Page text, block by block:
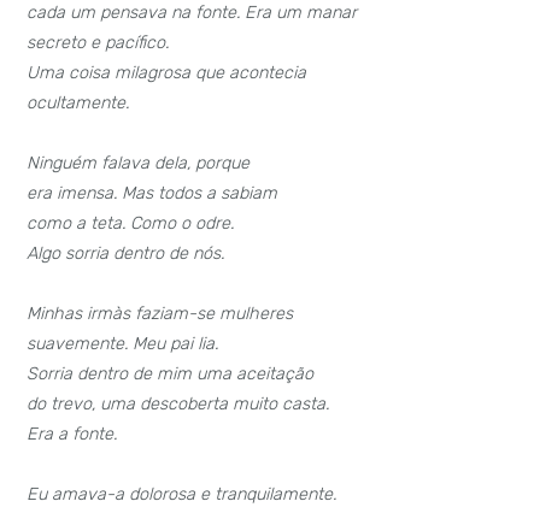
cada um pensava na fonte. Era um manar
secreto e pacífico.
Uma coisa milagrosa que acontecia
ocultamente.
Ninguém falava dela, porque
era imensa. Mas todos a sabiam
como a teta. Como o odre.
Algo sorria dentro de nós.
Minhas irmàs faziam-se mulheres
suavemente. Meu pai lia.
Sorria dentro de mim uma aceitação
do trevo, uma descoberta muito casta.
Era a fonte.
Eu amava-a dolorosa e tranquilamente.